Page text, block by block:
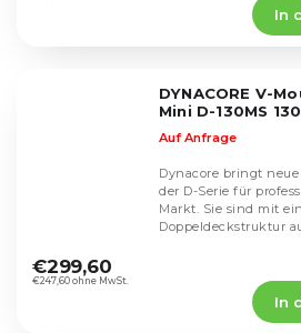
In
DYNACORE V-
Mini D-130MS
Auf Anfrage
€247,60 ohne MwSt.
€299,60
In
Dynacore bringt
der D-Serie für
Markt. Sie sind mit
Doppeldeckstruktur